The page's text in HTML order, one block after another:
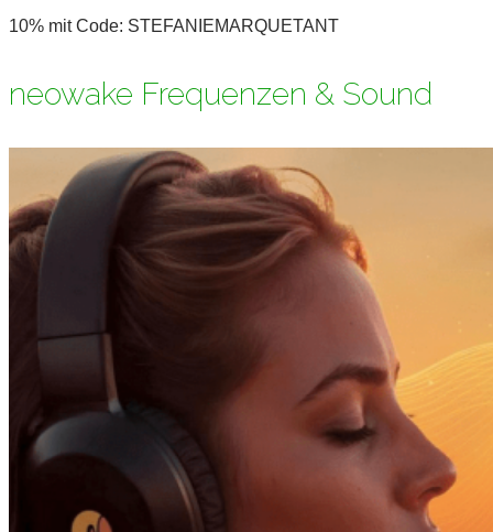
10% mit Code: STEFANIEMARQUETANT
neowake Frequenzen & Sound